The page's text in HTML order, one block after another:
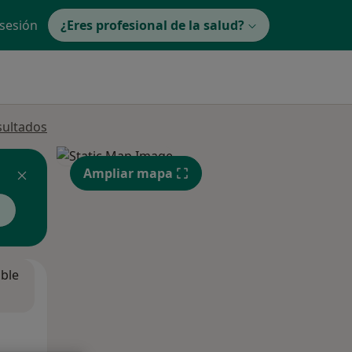
¿Eres profesional de la salud?
Ampliar mapa